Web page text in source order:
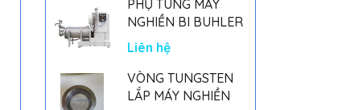
PHỤ TÙNG MÁY
NGHIỀN BI BUHLER
Liên hệ
VÒNG TUNGSTEN
LẮP MÁY NGHIỀN